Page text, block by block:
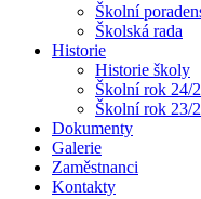
Školní
Školská rada
Historie
Historie školy
Školní rok 24/
Školní rok 23/
Dokumenty
Galerie
Zaměstnanci
Kontakty